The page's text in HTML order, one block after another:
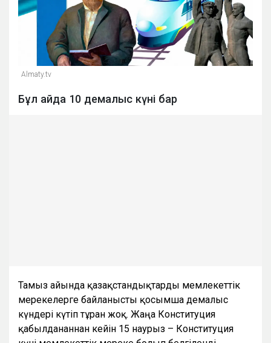
Almaty.tv
Бұл айда 10 демалыс күні бар
Тамыз айында қазақстандықтарды мемлекеттік
мерекелерге байланысты қосымша демалыс
күндері күтіп тұрған жоқ. Жаңа Конституция
қабылданғаннан кейін 15 наурыз – Конституция